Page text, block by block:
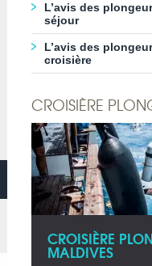
L’avis des
séjour
L’avis des
croisière
CROISIÈRE
CROISIÈRE
MALDIVES